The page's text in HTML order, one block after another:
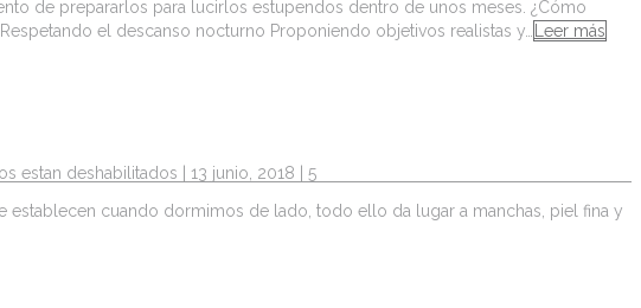
de prepararlos para lucirlos estupendos dentro de unos meses. ¿Cómo
el descanso nocturno Proponiendo objetivos realistas y…
Leer más
estan deshabilitados | 13 junio, 2018 | 5
establecen cuando dormimos de lado, todo ello da lugar a manchas, piel fina y